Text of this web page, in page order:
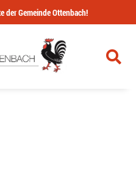
der Gemeinde Ottenbach!